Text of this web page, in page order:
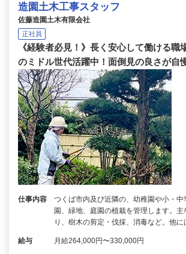
造園土木工事スタッフ
佐藤造園土木有限会社
正社員
《経験者必見！》長く安心して働ける職
のミドル世代活躍中！面倒見の良さが自
仕事内容
つくば市内及び近隣の、幼稚園や小・
園、緑地、庭園の植栽を管理します。主
り、樹木の剪定・伐採、消毒など。他に
給与 月給264,000円〜330,000円